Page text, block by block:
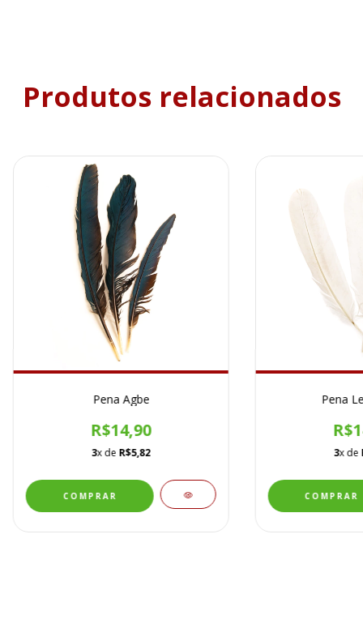
Produtos relacionados
Pena Agbe
R$14,90
3x de R$5,82
Pena
3x de